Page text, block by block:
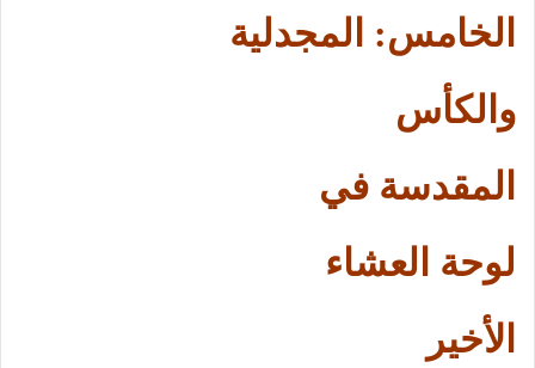
الخامس: المجدلية
والكأس
المقدسة في
لوحة العشاء
الأخير